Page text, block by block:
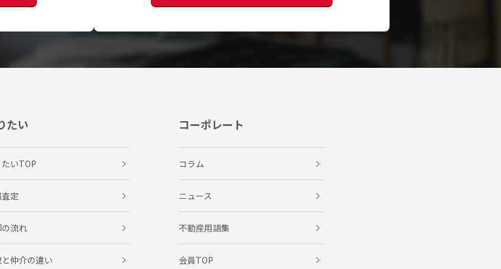
たい
いTOP
定
流れ
と仲介の違い
コーポレート
コラム
ニュース
不動産用語集
会員TOP